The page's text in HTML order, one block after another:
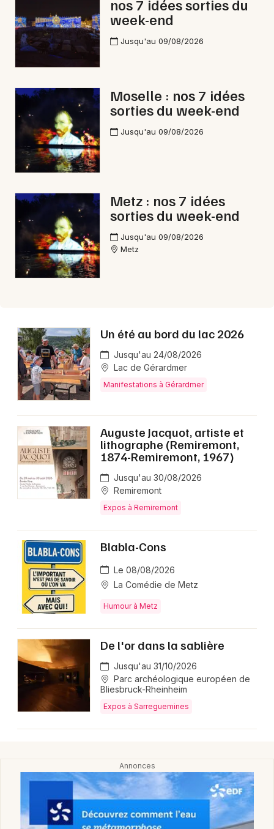
nos 7 idées sorties du
week-end
Jusqu'au 09/08/2026
Moselle : nos 7 idées
sorties du week-end
Jusqu'au 09/08/2026
Metz : nos 7 idées
sorties du week-end
Jusqu'au 09/08/2026
Metz
Un été au bord du lac 2026
Jusqu'au 24/08/2026
Lac de Gérardmer
Manifestations à Gérardmer
Auguste Jacquot, artiste et
lithographe (Remiremont,
1874-Remiremont, 1967)
Jusqu'au 30/08/2026
Remiremont
Expos à Remiremont
Blabla-Cons
Le 08/08/2026
La Comédie de Metz
Humour à Metz
De l'or dans la sablière
Jusqu'au 31/10/2026
Parc archéologique européen de
Bliesbruck-Rheinheim
Expos à Sarreguemines